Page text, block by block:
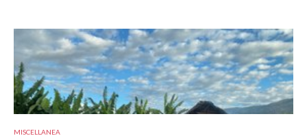
MISCELLANEA